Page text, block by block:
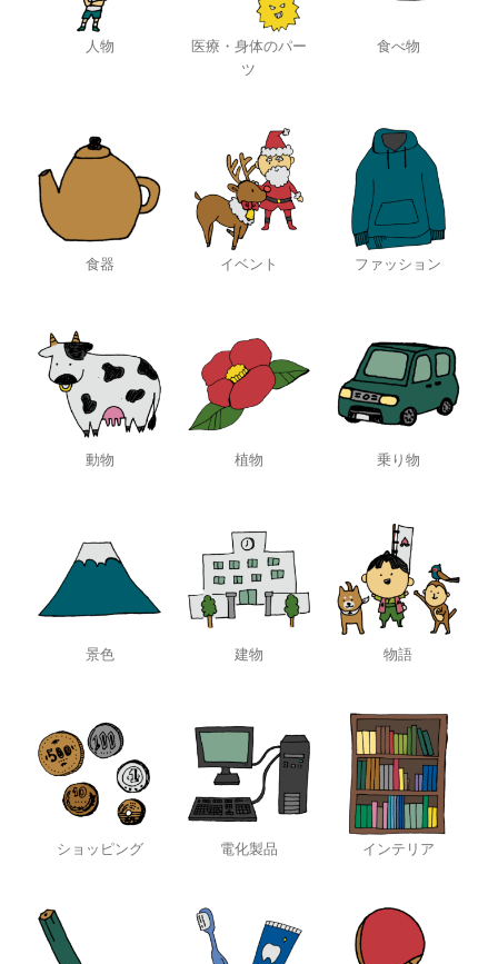
人物
医療・身体のパー
ツ
食べ物
食器 イベント ファッション
動物 植物 乗り物
景色 建物 物語
ショッピング 電化製品 インテリア